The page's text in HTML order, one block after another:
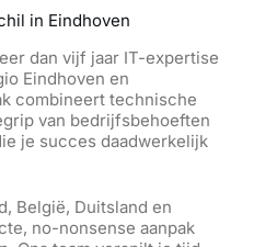
in Eindhoven
dan vijf jaar IT-expertise
Eindhoven en
combineert technische
van bedrijfsbehoeften
je succes daadwerkelijk
België, Duitsland en
no-nonsense aanpak